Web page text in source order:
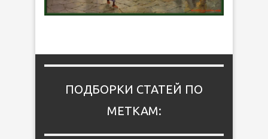
ПОДБОРКИ СТАТЕЙ ПО
МЕТКАМ: